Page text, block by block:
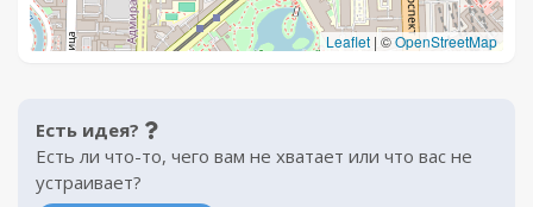
Leaflet | ©OpenStreetMap
Есть идея?
Есть ли что-то, чего вам не хватает или что вас не
устраивает?